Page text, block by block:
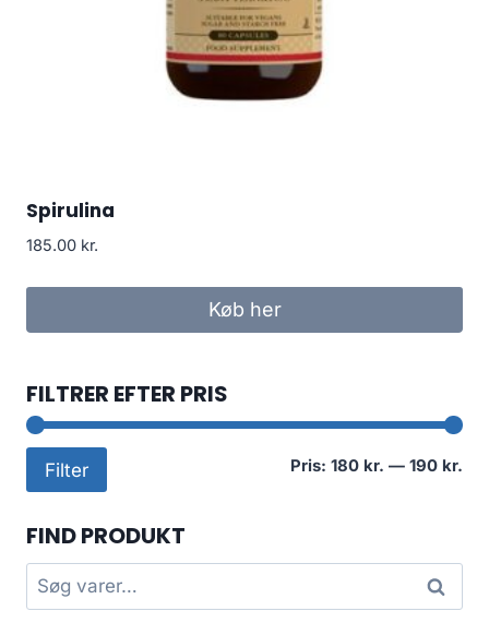
Spirulina
185.00 kr.
Køb her
FILTRER EFTER PRIS
Filter Pris: 180 kr. — 190 kr.
FIND PRODUKT
Søg
efter:
Søg